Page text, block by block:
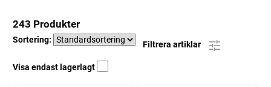
243 Produkter
Sortering:
Filtrera artiklar
Visa endast lagerlagt